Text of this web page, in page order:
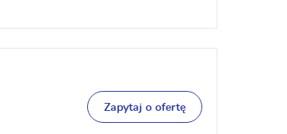
Zapytaj o ofertę